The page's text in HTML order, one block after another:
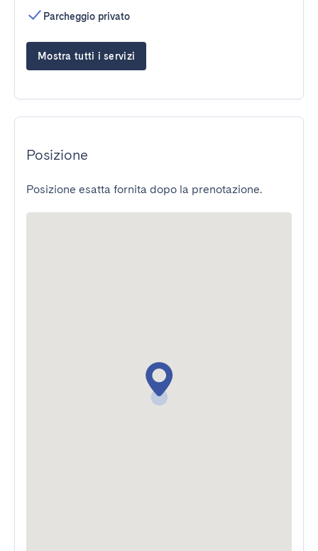
Parcheggio privato
Mostra tutti i servizi
Posizione
Posizione esatta fornita dopo la prenotazione.